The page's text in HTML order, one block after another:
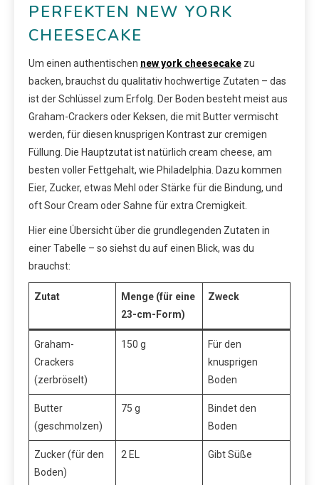
PERFEKTEN NEW YORK
CHEESECAKE
Um einen authentischen new york cheesecake zu
backen, brauchst du qualitativ hochwertige Zutaten – das
ist der Schlüssel zum Erfolg. Der Boden besteht meist aus
Graham-Crackers oder Keksen, die mit Butter vermischt
werden, für diesen knusprigen Kontrast zur cremigen
Füllung. Die Hauptzutat ist natürlich cream cheese, am
besten voller Fettgehalt, wie Philadelphia. Dazu kommen
Eier, Zucker, etwas Mehl oder Stärke für die Bindung, und
oft Sour Cream oder Sahne für extra Cremigkeit.
Hier eine Übersicht über die grundlegenden Zutaten in
einer Tabelle – so siehst du auf einen Blick, was du
brauchst:
Zutat
Menge (für eine
23-cm-Form)
Zweck
Graham-
Crackers
(zerbröselt)
150 g
Für den
knusprigen
Boden
Butter
(geschmolzen)
75 g
Bindet den
Boden
Zucker (für den
Boden)
2 EL Gibt Süße